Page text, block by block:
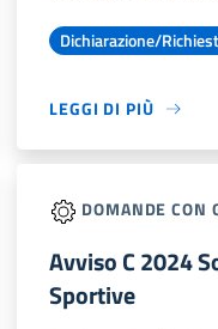
Dichiarazione/
LEGGI DI PIÙ
DOMANDE CON
Avviso C 2024
Sportive